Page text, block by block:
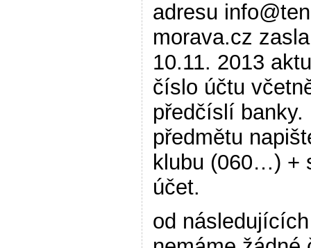
adresu
morava.cz
10.11. 2013
číslo účtu
předčíslí banky.
předmětu
klubu (060…) +
účet.
od